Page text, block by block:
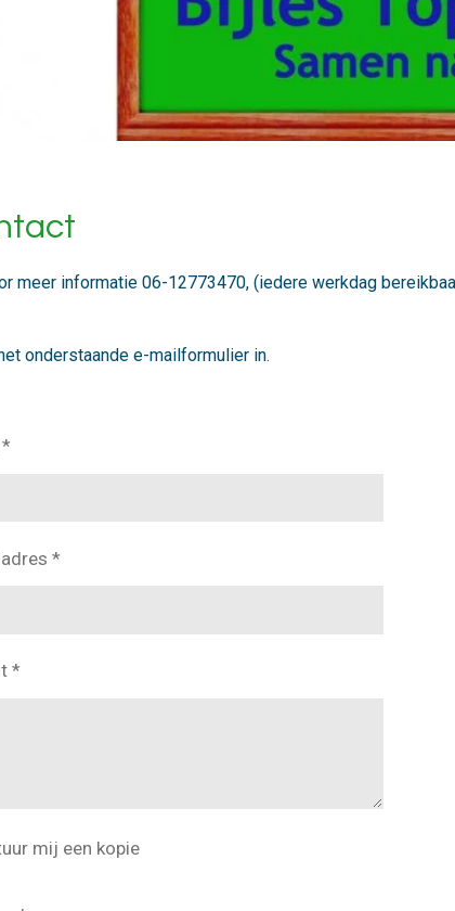
meer informatie 06-12773470, (iedere werkdag
onderstaande e-mailformulier in.
*
*
mij een kopie